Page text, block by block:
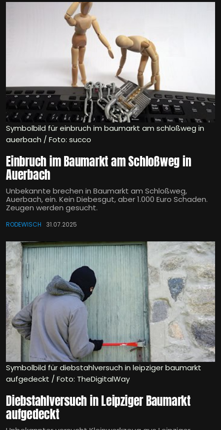
Symbolbild für einbruch im baumarkt am schloßweg in
auerbach / Foto: succo
Einbruch im Baumarkt am Schloßweg in
Auerbach
Unbekannte brechen in Baumarkt am Schloßweg,
Auerbach, ein. Kein Diebesgut, aber 1.000 Euro Schaden.
Zeugen werden gesucht.
RODEWISCH 31.07.2025
Symbolbild für diebstahlversuch in leipziger baumarkt
aufgedeckt / Foto: TheDigitalWay
Diebstahlversuch in Leipziger Baumarkt
aufgedeckt